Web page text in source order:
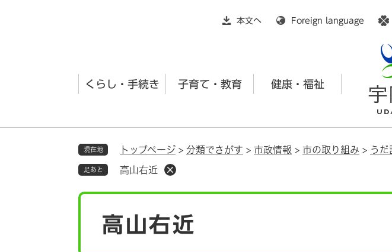
本文へ
Foreign language
くらし・手続き 子育て・教育 健康・福祉
現在地 トップページ > 分類でさがす > 市政情報 > 市の取り組み > うだ
足あと 高山右近
高山右近